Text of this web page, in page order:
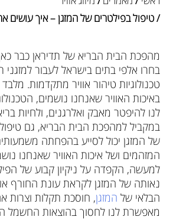
/ טיפול בפילטרים של המזגן – איך עושים
מהפכת הבית הבריא של תדיראן כבר
בחרו אלפי בתים בישראל לעבור למזגני
טכנולוגיות טיהור אוויר מתקדמות.
באיכות האוויר שאנחנו נושמים,
לנו להיפטר מאבק ואלרגנים, ולחיות
במקביל למהפכת הבית הבריא, גם
של המזגן יכול לסייע בהפחתה
המזהמים ושל איכות האוויר שאנחנו
למעשה, הקפדה על ניקיון קבוע של
נאותה של המזגן לקראת עונת החורף
הבלאי של המזגן, חוסכת תקלות וצרות
מאפשרת לנו לחסוך בהוצאות החשמל